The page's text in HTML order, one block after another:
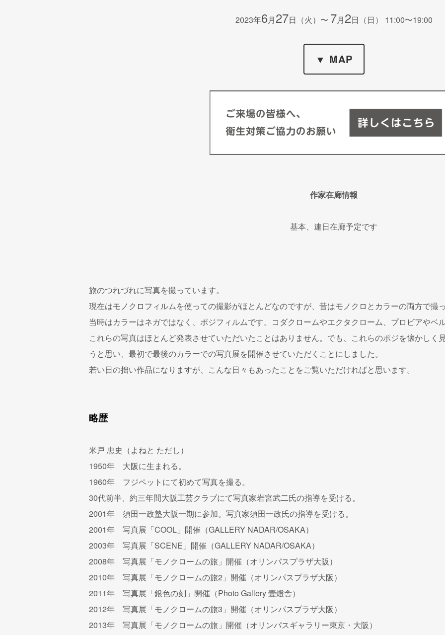
2023年6月27日（火）〜 7月2日（日） 11:00〜19:00
▼ MAP
作家在廊情報
基本、連日在廊予定です
旅のつれづれに写真を撮っています。
現在はモノクロフィルムを使っての撮影がほとんどなのですが、昔はモノクロとカラーの両方で撮っ
当時はカラーはネガではなく、ポジフィルムです。コダクロームやエクタクローム、プロビアやベ
これらの写真はほとんど発表させていただいたことはありません。でも、これらのポジを懐かしく
うと思い、最初で最後のカラーでの写真展を開催させていただくことにしました。
若い日の拙い作品になりますが、こんな日々もあったことをご覧いただければと思います。
略歴
米戸 忠史（よねと ただし）
1950年 大阪に生まれる。
1960年 フジペットにて初めて写真を撮る。
30代前半、約三年間大阪工芸クラブにて写真家岩宮武二氏の指導を受ける。
2001年 須田一政塾大阪一期に参加。写真家須田一政氏の指導を受ける。
2001年 写真展「COOL」開催（GALLERY NADAR/OSAKA）
2003年 写真展「SCENE」開催（GALLERY NADAR/OSAKA）
2008年 写真展「モノクロームの旅」開催（オリンパスプラザ大阪）
2010年 写真展「モノクロームの旅2」開催（オリンパスプラザ大阪）
2011年 写真展「銀色の刻」開催（Photo Gallery 壹燈舎）
2012年 写真展「モノクロームの旅3」開催（オリンパスプラザ大阪）
2013年 写真展「モノクロームの旅」開催（オリンパスギャラリー東京・大阪）